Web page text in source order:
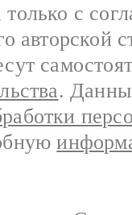
с
авторской
.